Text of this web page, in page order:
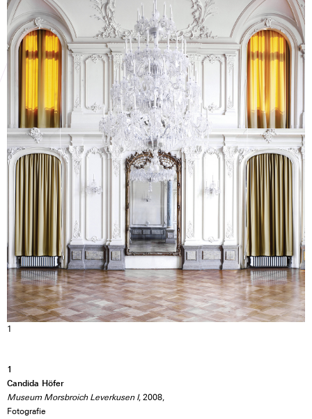
1
1
Candida Höfer
Museum Morsbroich Leverkusen I, 2008,
Fotografie